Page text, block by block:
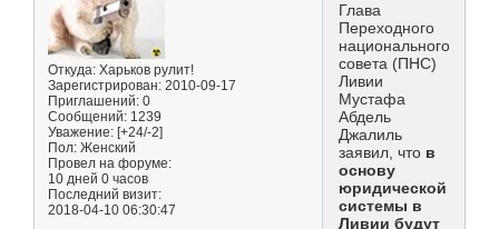
Откуда: Харьков рулит!
Зарегистрирован: 2010-09-17
Приглашений: 0
Сообщений: 1239
Уважение: [+24/-2]
Пол: Женский
Провел на форуме:
10 дней 0 часов
Последний визит:
2018-04-10 06:30:47
Глава
Переходного
национального
совета (ПНС)
Ливии
Мустафа
Абдель
Джалиль
заявил, что в
основу
юридической
системы в
Ливии будут